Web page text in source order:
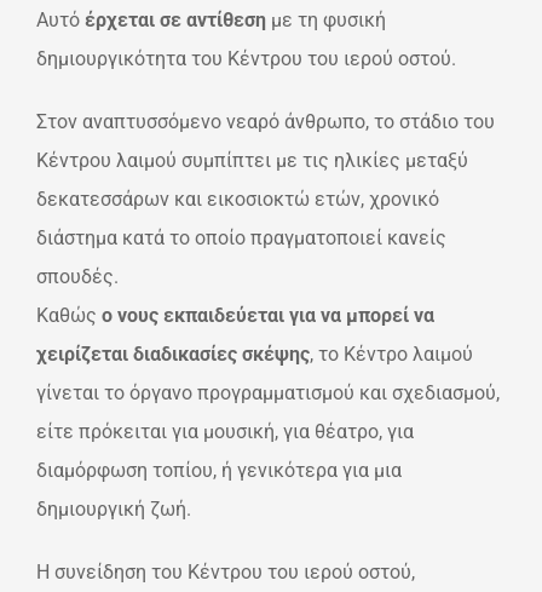
Αυτό έρχεται σε αντίθεση με τη φυσική
δημιουργικότητα του Κέντρου του ιερού οστού.
Στον αναπτυσσόμενο νεαρό άνθρωπο, το στάδιο του
Κέντρου λαιμού συμπίπτει με τις ηλικίες μεταξύ
δεκατεσσάρων και εικοσιοκτώ ετών, χρονικό
διάστημα κατά το οποίο πραγματοποιεί κανείς
σπουδές.
Καθώς ο νους εκπαιδεύεται για να μπορεί να
χειρίζεται διαδικασίες σκέψης, το Κέντρο λαιμού
γίνεται το όργανο προγραμματισμού και σχεδιασμού,
είτε πρόκειται για μουσική, για θέατρο, για
διαμόρφωση τοπίου, ή γενικότερα για μια
δημιουργική ζωή.
Η συνείδηση του Κέντρου του ιερού οστού,